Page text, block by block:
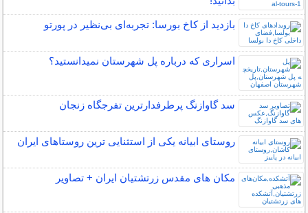
بازدید از کاخ بورسا: تجربه‌ای بی‌نظیر در پورتو
اسراری که درباره پل شهرستان نمیدانستید؟
سد گاوازنگ پرطرفدارترین تفرجگاه زنجان
روستای ابیانه یکی از استثنایی ‏ترین روستاهای ایران
مکان‌ های مقدس زرتشتیان ایران + تصاویر